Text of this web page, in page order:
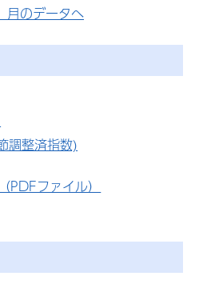
月のデータへ
調整済指数)
PDFファイル）